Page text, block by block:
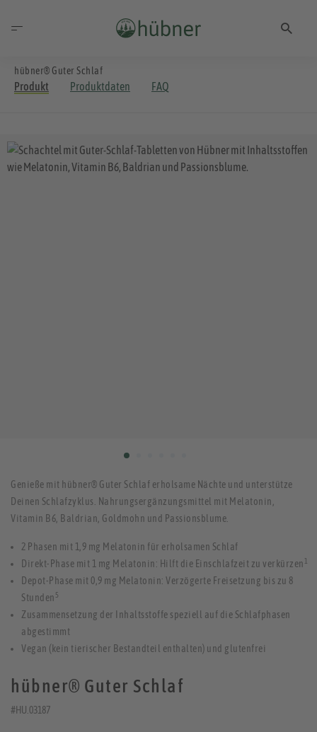
hübner® Guter Schlaf
Produkt Produktdaten FAQ
Genieße mit hübner® Guter Schlaf erholsame Nächte und unterstütze
Deinen Schlafzyklus. Nahrungsergänzungsmittel mit Melatonin,
Vitamin B6, Baldrian, Goldmohn und Passionsblume.
2 Phasen mit 1,9 mg Melatonin für erholsamen Schlaf
Direkt-Phase mit 1 mg Melatonin: Hilft die Einschlafzeit zu verkürzen 1
Depot-Phase mit 0,9 mg Melatonin: Verzögerte Freisetzung bis zu 8
Stunden 5
Zusammensetzung der Inhaltsstoffe speziell auf die Schlafphasen
abgestimmt
Vegan (kein tierischer Bestandteil enthalten) und glutenfrei
hübner® Guter Schlaf
#HU.03187